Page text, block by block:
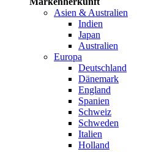
Asien & Australien
Indien
Japan
Australien
Europa
Deutschland
Dänemark
England
Spanien
Schweiz
Schweden
Italien
Holland